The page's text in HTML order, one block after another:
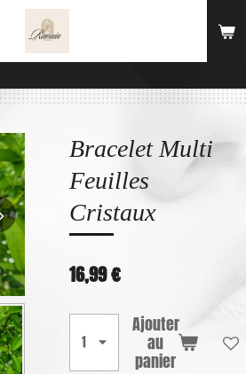
Bracelet Multi
Feuilles
Cristaux
16,99 €
Ajouter
au
panier